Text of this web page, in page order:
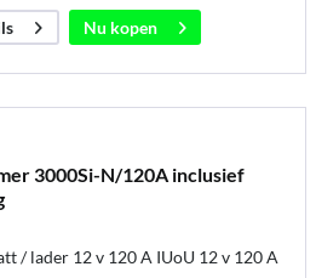
Nu kopen
3000Si-N/120A inclusief
/ lader 12 v 120 A IUoU 12 v 120 A